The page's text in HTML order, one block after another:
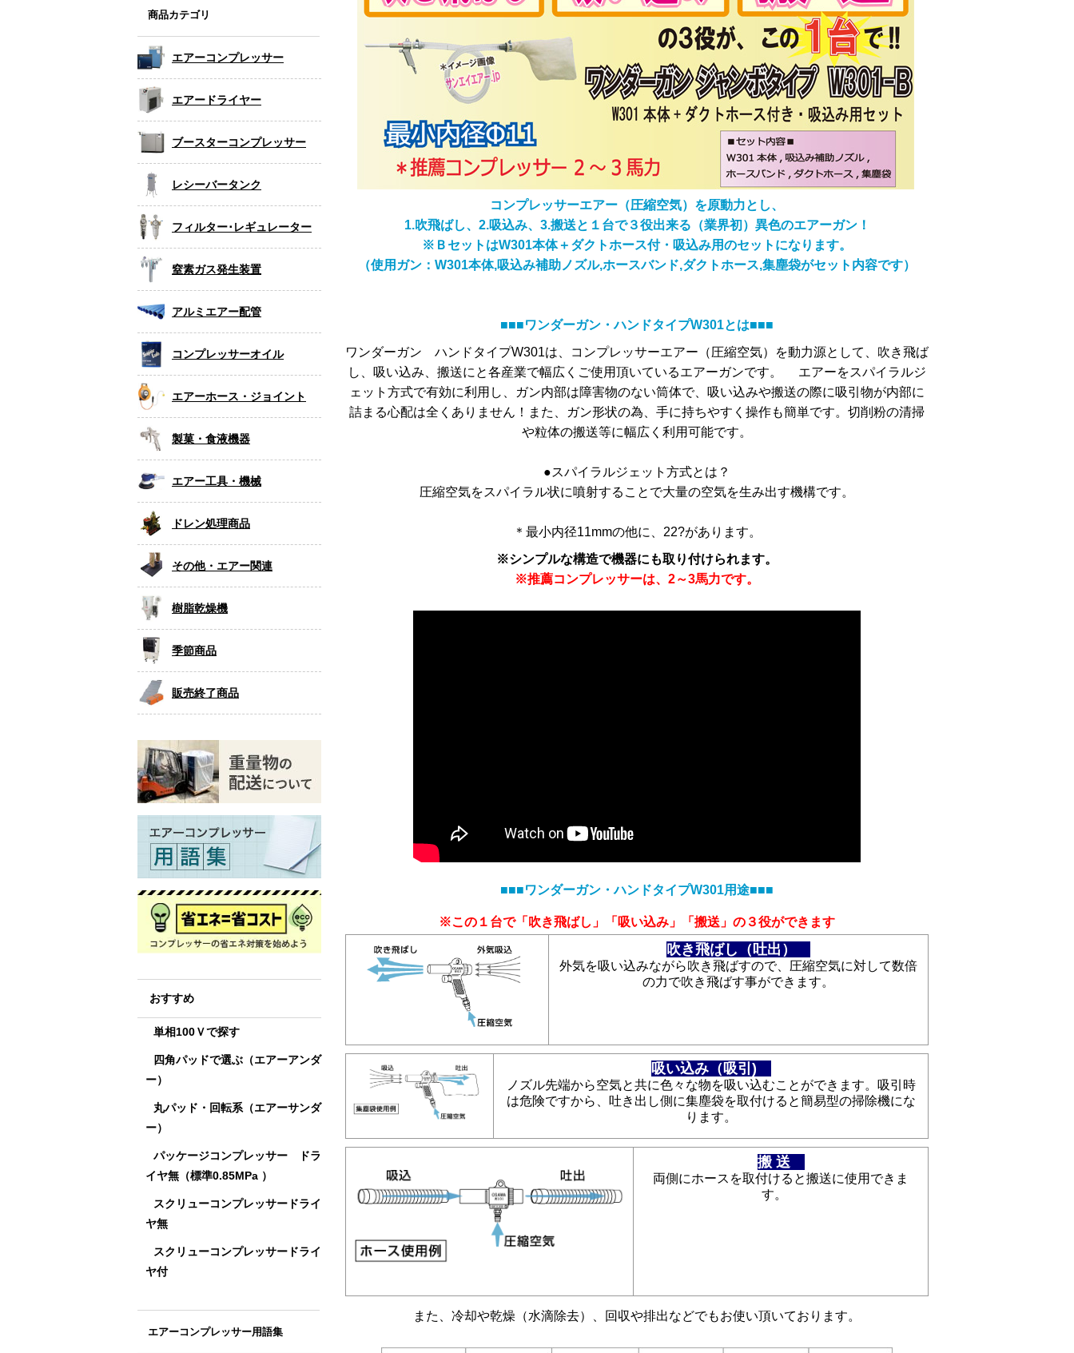
コンプレッサーエアー（圧縮空気）を原動力とし、
1.吹飛ばし、2.吸込み、3.搬送と１台で３役出来る（業界初）異色のエアーガン！
※ＢセットはW301本体＋ダクトホース付・吸込み用のセットになります。
（使用ガン：W301本体,吸込み補助ノズル,ホースバンド,ダクトホース,集塵袋がセット内容です）
■■■ワンダーガン・ハンドタイプW301とは■■■
ワンダーガン ハンドタイプW301は、コンプレッサーエアー（圧縮空気）を動力源として、吹き飛ば
し、吸い込み、搬送にと各産業で幅広くご使用頂いているエアーガンです。 エアーをスパイラルジ
ェット方式で有効に利用し、ガン内部は障害物のない筒体で、吸い込みや搬送の際に吸引物が内部に
詰まる心配は全くありません！また、ガン形状の為、手に持ちやすく操作も簡単です。切削粉の清掃
や粒体の搬送等に幅広く利用可能です。
●スパイラルジェット方式とは？
圧縮空気をスパイラル状に噴射することで大量の空気を生み出す機構です。
＊最小内径11mmの他に、22?があります。
※シンプルな構造で機器にも取り付けられます。
※推薦コンプレッサーは、2～3馬力です。
■■■ワンダーガン・ハンドタイプW301用途■■■
※この１台で「吹き飛ばし」「吸い込み」「搬送」の３役ができます
吹き飛ばし（吐出）
外気を吸い込みながら吹き飛ばすので、圧縮空気に対して数倍
の力で吹き飛ばす事ができます。
吸い込み（吸引)
ノズル先端から空気と共に色々な物を吸い込むことができます。吸引時
は危険ですから、吐き出し側に集塵袋を取付けると簡易型の掃除機にな
ります。
搬 送
両側にホースを取付けると搬送に使用できま
す。
また、冷却や乾燥（水滴除去）、回収や排出などでもお使い頂いております。
商品カテゴリ
エアーコンプレッサー
エアードライヤー
ブースターコンプレッサー
レシーバータンク
フィルター･レギュレーター
窒素ガス発生装置
アルミエアー配管
コンプレッサーオイル
エアーホース・ジョイント
製菓・食液機器
エアー工具・機械
ドレン処理商品
その他・エアー関連
樹脂乾燥機
季節商品
販売終了商品
おすすめ
単相100Ｖで探す
四角パッドで選ぶ（エアーアンダ
ー）
丸パッド・回転系（エアーサンダ
ー）
パッケージコンプレッサー ドラ
イヤ無（標準0.85MPa ）
スクリューコンプレッサードライ
ヤ無
スクリューコンプレッサードライ
ヤ付
エアーコンプレッサー用語集